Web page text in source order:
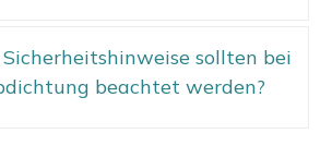
Sicherheitshinweise sollten bei
beachtet werden?